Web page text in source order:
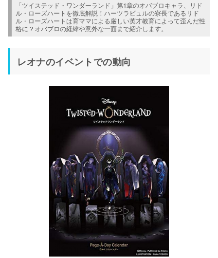
「ツイステッド・ワンダーランド」第1章のオバブロキャラ、リド
ル・ローズハートを徹底解説！ハーツラビュルの寮長であるリド
ル・ローズハートは育ママによる厳しい英才教育によって歪んだ性
格に？オバブロの経緯や意外な一面まで紹介します。
レオナのイベントでの動向